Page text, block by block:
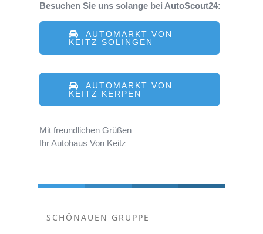
Besuchen Sie uns solange bei AutoScout24:
AUTOMARKT VON
KEITZ SOLINGEN
AUTOMARKT VON
KEITZ KERPEN
Mit freundlichen Grüßen
Ihr Autohaus Von Keitz
SCHÖNAUEN GRUPPE